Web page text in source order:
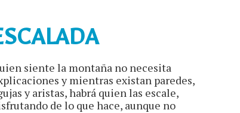
siente la montaña no necesita
y mientras existan paredes,
y aristas, habrá quien las escale,
de lo que hace, aunque no